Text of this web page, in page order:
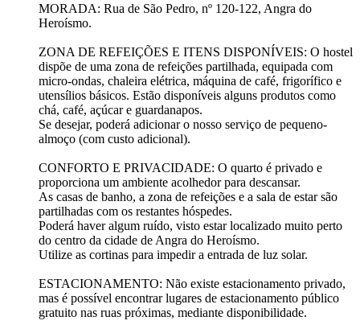
MORADA: Rua de São Pedro, nº 120-122, Angra do
Heroísmo.
ZONA DE REFEIÇÕES E ITENS DISPONÍVEIS: O hostel
dispõe de uma zona de refeições partilhada, equipada com
micro-ondas, chaleira elétrica, máquina de café, frigorífico e
utensílios básicos. Estão disponíveis alguns produtos como
chá, café, açúcar e guardanapos.
Se desejar, poderá adicionar o nosso serviço de pequeno-
almoço (com custo adicional).
CONFORTO E PRIVACIDADE: O quarto é privado e
proporciona um ambiente acolhedor para descansar.
As casas de banho, a zona de refeições e a sala de estar são
partilhadas com os restantes hóspedes.
Poderá haver algum ruído, visto estar localizado muito perto
do centro da cidade de Angra do Heroísmo.
Utilize as cortinas para impedir a entrada de luz solar.
ESTACIONAMENTO: Não existe estacionamento privado,
mas é possível encontrar lugares de estacionamento público
gratuito nas ruas próximas, mediante disponibilidade.